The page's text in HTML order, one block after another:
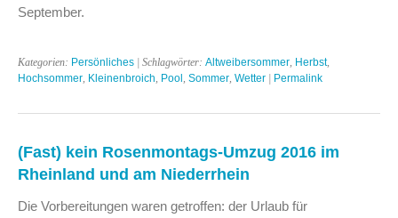
September.
Kategorien: Persönliches | Schlagwörter: Altweibersommer Herbst,
Hochsommer Kleinenbroich Pool Sommer Wetter | Permalink
(Fast) kein Rosenmontags-Umzug 2016 im
Rheinland und am Niederrhein
Die Vorbereitungen waren getroffen: der Urlaub für